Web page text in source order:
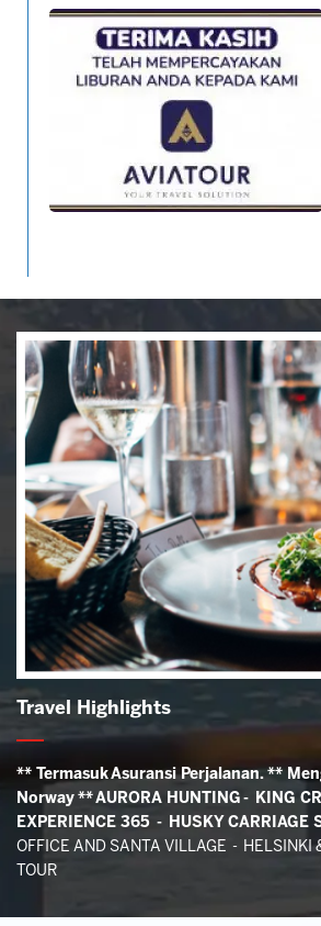
Travel Highlights
** Termasuk Asuransi Perjalanan. **
Norway **AURORA HUNTING - KING
EXPERIENCE 365 - HUSKY CARRIAGE
OFFICE AND SANTA VILLAGE - HELSINKI
TOUR